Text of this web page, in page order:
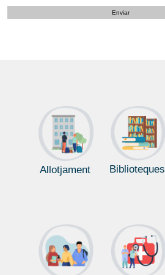
Allotjament Biblioteques